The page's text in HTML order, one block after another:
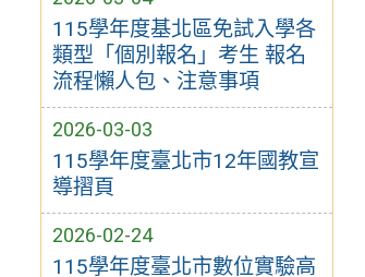
115學年度基北區免試入學各
類型「個別報名」考生 報名
流程懶人包、注意事項
2026-03-03
115學年度臺北市12年國教宣
導摺頁
2026-02-24
115學年度臺北市數位實驗高